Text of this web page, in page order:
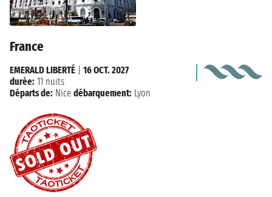
France
EMERALD LIBERTÉ
16 OCT. 2027
durée: 11 nuits
Départs de: Nice débarquement: Lyon